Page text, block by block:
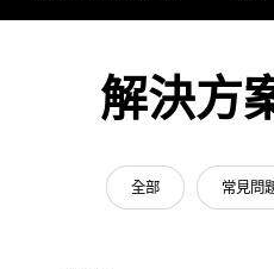
解決方
全部 常見問